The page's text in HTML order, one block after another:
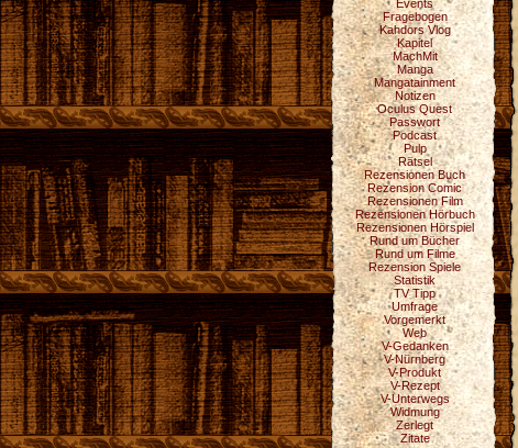
Events
Fragebogen
Kahdors Vlog
Kapitel
MachMit
Manga
Mangatainment
Notizen
Oculus Quest
Passwort
Podcast
Pulp
Rätsel
Rezensionen Buch
Rezension Comic
Rezensionen Film
Rezensionen Hörbuch
Rezensionen Hörspiel
Rund um Bücher
Rund um Filme
Rezension Spiele
Statistik
TV Tipp
Umfrage
Vorgemerkt
Web
V-Gedanken
V-Nürnberg
V-Produkt
V-Rezept
V-Unterwegs
Widmung
Zerlegt
Zitate